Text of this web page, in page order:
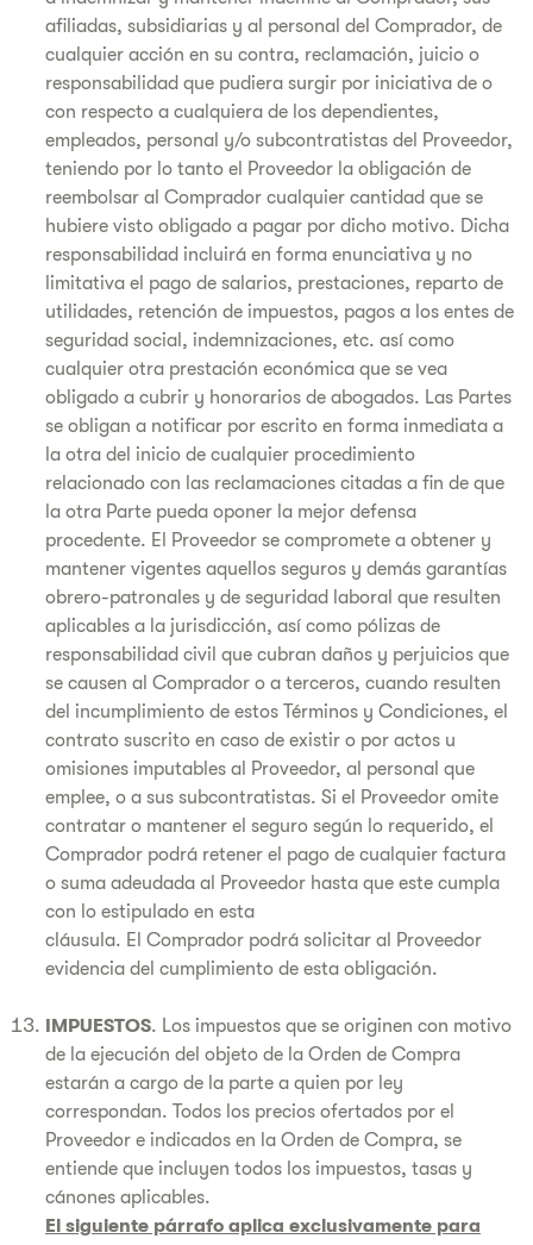
afiliadas, subsidiarias y al personal del Comprador, de
cualquier acción en su contra, reclamación, juicio o
responsabilidad que pudiera surgir por iniciativa de o
con respecto a cualquiera de los dependientes,
empleados, personal y/o subcontratistas del Proveedor,
teniendo por lo tanto el Proveedor la obligación de
reembolsar al Comprador cualquier cantidad que se
hubiere visto obligado a pagar por dicho motivo. Dicha
responsabilidad incluirá en forma enunciativa y no
limitativa el pago de salarios, prestaciones, reparto de
utilidades, retención de impuestos, pagos a los entes de
seguridad social, indemnizaciones, etc. así como
cualquier otra prestación económica que se vea
obligado a cubrir y honorarios de abogados. Las Partes
se obligan a notificar por escrito en forma inmediata a
la otra del inicio de cualquier procedimiento
relacionado con las reclamaciones citadas a fin de que
la otra Parte pueda oponer la mejor defensa
procedente. El Proveedor se compromete a obtener y
mantener vigentes aquellos seguros y demás garantías
obrero-patronales y de seguridad laboral que resulten
aplicables a la jurisdicción, así como pólizas de
responsabilidad civil que cubran daños y perjuicios que
se causen al Comprador o a terceros, cuando resulten
del incumplimiento de estos Términos y Condiciones, el
contrato suscrito en caso de existir o por actos u
omisiones imputables al Proveedor, al personal que
emplee, o a sus subcontratistas. Si el Proveedor omite
contratar o mantener el seguro según lo requerido, el
Comprador podrá retener el pago de cualquier factura
o suma adeudada al Proveedor hasta que este cumpla
con lo estipulado en esta
cláusula. El Comprador podrá solicitar al Proveedor
evidencia del cumplimiento de esta obligación.
IMPUESTOS. Los impuestos que se originen con motivo
de la ejecución del objeto de la Orden de Compra
estarán a cargo de la parte a quien por ley
correspondan. Todos los precios ofertados por el
Proveedor e indicados en la Orden de Compra, se
entiende que incluyen todos los impuestos, tasas y
cánones aplicables.
El siguiente párrafo aplica exclusivamente para